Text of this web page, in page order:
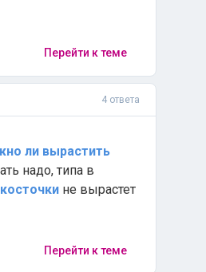
Перейти к теме
4 ответа
ли вырастить
надо, типа в
косточки не вырастет
Перейти к теме